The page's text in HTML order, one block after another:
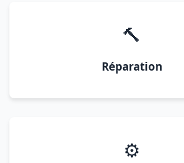
🔨
Réparation
⚙️